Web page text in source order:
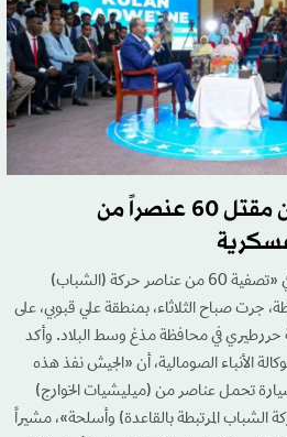
الجيش الصومالي يعلن مقتل 60 عنصراً من
أعلن الجيش الصومالي نجاح قواته في «تصفية 60 من عناصر حركة (الشباب)
جرت صباح الثلاثاء، بمنطقة علي قبوبي، على
حررطيري في محافظة مذغ وسط البلاد. وأكد
الأنباء الصومالية، أن «الجيش نفذ هذه
تحمل عناصر من (ميليشيات الخوارج)
الشباب المرتبطة بالقاعدة) وأسلحة»، مشيراً